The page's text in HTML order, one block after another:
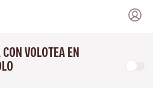
VOLOTEA EN